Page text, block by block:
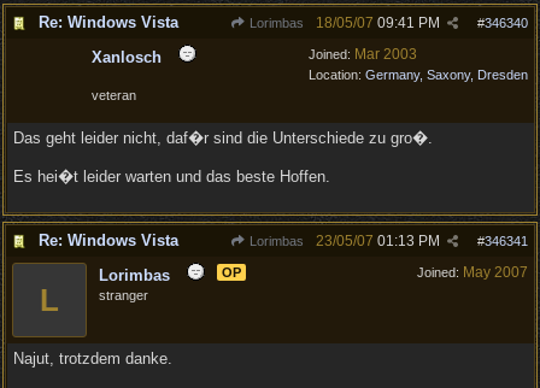
Re: Windows Vista Lorimbas #346340
18/05/07 09:41 PM
Joined: Mar 2003
Location: Germany, Saxony, Dresden
Xanlosch
veteran
Das geht leider nicht, daf�r sind die Unterschiede zu gro�.
Es hei�t leider warten und das beste Hoffen.
Re: Windows Vista Lorimbas #346341
23/05/07 01:13 PM
Joined: May 2007
L
Lorimbas
OP
stranger
Najut, trotzdem danke.